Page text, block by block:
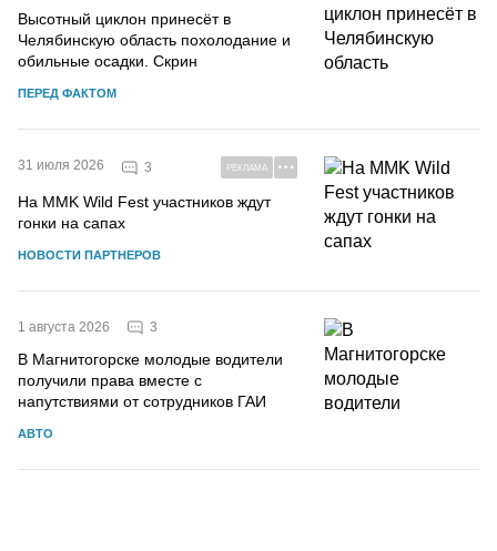
Высотный циклон принесёт в
Челябинскую область похолодание и
обильные осадки. Скрин
ПЕРЕД ФАКТОМ
31 июля 2026 3 РЕКЛАМА
На MMK Wild Fest участников ждут
гонки на сапах
НОВОСТИ ПАРТНЕРОВ
1 августа 2026 3
В Магнитогорске молодые водители
получили права вместе с
напутствиями от сотрудников ГАИ
АВТО